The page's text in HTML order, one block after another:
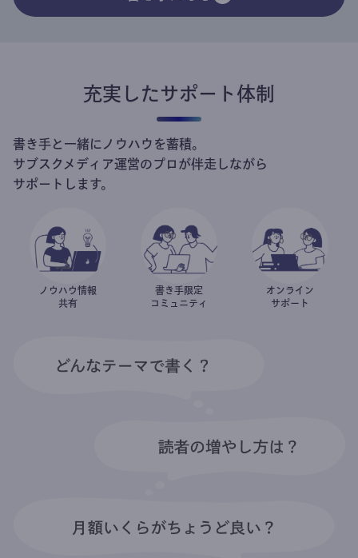
充実したサポート体制
書き手と一緒にノウハウを蓄積。
サブスクメディア運営のプロが伴走しながら
サポートします。
ノウハウ情報
共有
書き手限定
コミュニティ
オンライン
サポート